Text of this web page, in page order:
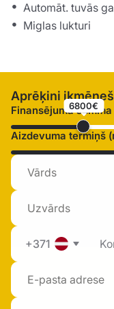
Automāt. tuvās
Miglas lukturi
Aprēķini
Finansējuma summa
6800€
Aizdevuma termiņš
+371